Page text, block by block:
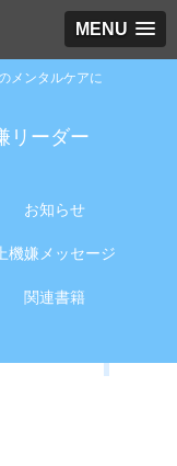
MENU
メンタルケアに
リーダー
お知らせ
機嫌メッセージ
関連書籍